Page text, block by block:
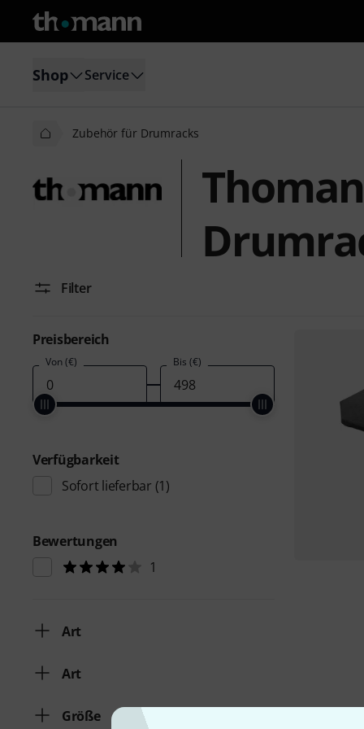
Shop Service
Zubehör für Drumracks
Filter
Preisbereich
Von (€) Bis (€)
Verfügbarkeit
Sofort lieferbar (1)
Bewertungen
1
Art
Art
Größe